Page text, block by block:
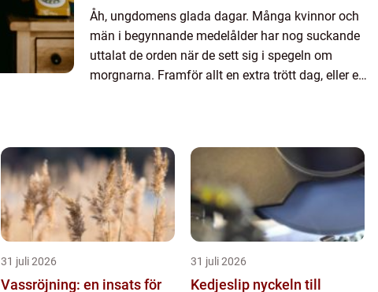
Åh, ungdomens glada dagar. Många kvinnor och
män i begynnande medelålder har nog suckande
uttalat de orden när de sett sig i spegeln om
morgnarna. Framför allt en extra trött dag, eller en
31 juli 2026
Vassröjning: en insats för
31 juli 2026
Kedjeslip nyckeln till